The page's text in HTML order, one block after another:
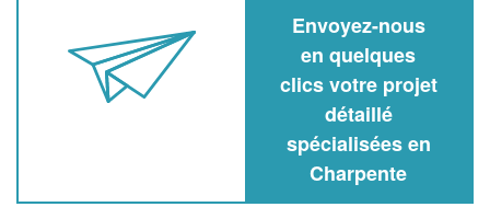
Envoyez-nous
en quelques
clics votre projet
détaillé
spécialisées en
Charpente